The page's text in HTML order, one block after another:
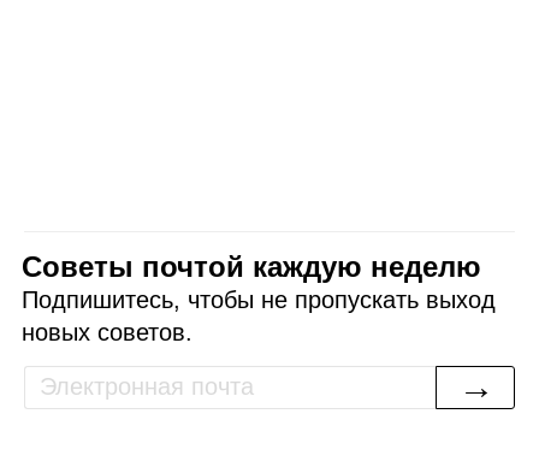
Советы почтой каждую неделю
Подпишитесь, чтобы не пропускать выход
новых советов.
→